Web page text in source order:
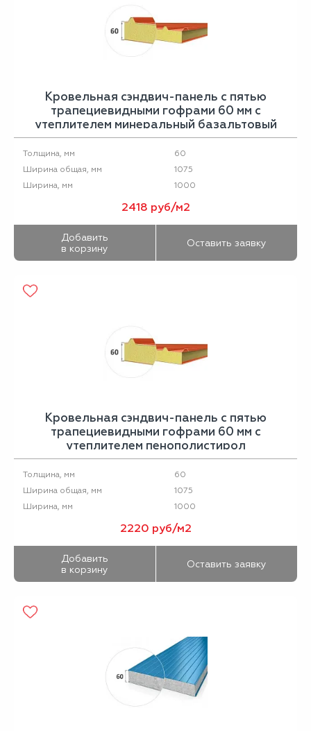
Кровельная сэндвич-панель с пятью
трапециевидными гофрами 60 мм с
утеплителем минеральный базальтовый
утеплитель
Толщина, мм
60
Ширина общая, мм
1075
Ширина, мм
1000
2418 руб/м2
Добавить
в корзину
Оставить заявку
Кровельная сэндвич-панель с пятью
трапециевидными гофрами 60 мм с
утеплителем пенополистирол
Толщина, мм
60
Ширина общая, мм
1075
Ширина, мм
1000
2220 руб/м2
Добавить
в корзину
Оставить заявку